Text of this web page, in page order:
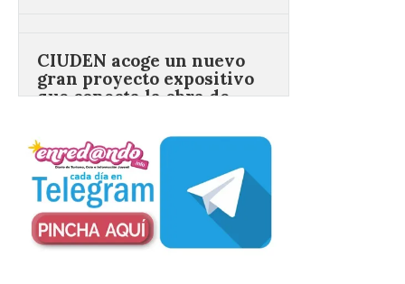
que conecta la obra de
Eduardo Chillida con el
patrimonio industrial
La Térmica Cultural
albergará hasta el 10 de
enero de 2027 la muestra
‘Eduardo Chillida. Pensar
con las manos’, formada